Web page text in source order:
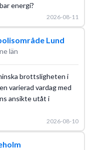
energi?
2026-08-11
Lund
län
brottsligheten i
varierad vardag med
ansikte utåt i
2026-08-10